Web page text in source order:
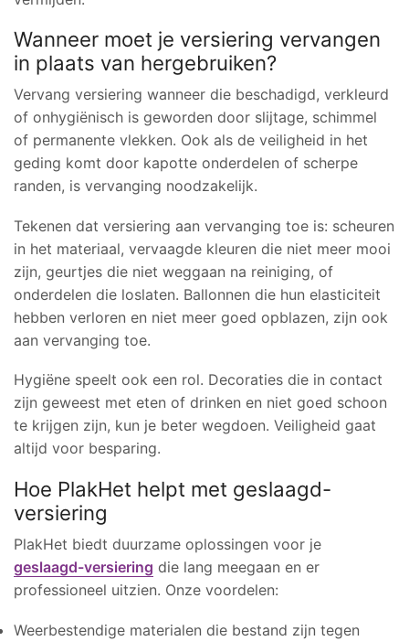
Wanneer moet je versiering vervangen
in plaats van hergebruiken?
Vervang versiering wanneer die beschadigd, verkleurd
of onhygiënisch is geworden door slijtage, schimmel
of permanente vlekken. Ook als de veiligheid in het
geding komt door kapotte onderdelen of scherpe
randen, is vervanging noodzakelijk.
Tekenen dat versiering aan vervanging toe is: scheuren
in het materiaal, vervaagde kleuren die niet meer mooi
zijn, geurtjes die niet weggaan na reiniging, of
onderdelen die loslaten. Ballonnen die hun elasticiteit
hebben verloren en niet meer goed opblazen, zijn ook
aan vervanging toe.
Hygiëne speelt ook een rol. Decoraties die in contact
zijn geweest met eten of drinken en niet goed schoon
te krijgen zijn, kun je beter wegdoen. Veiligheid gaat
altijd voor besparing.
Hoe PlakHet helpt met geslaagd-
versiering
PlakHet biedt duurzame oplossingen voor je
geslaagd-versiering die lang meegaan en er
professioneel uitzien. Onze voordelen:
Weerbestendige materialen die bestand zijn tegen